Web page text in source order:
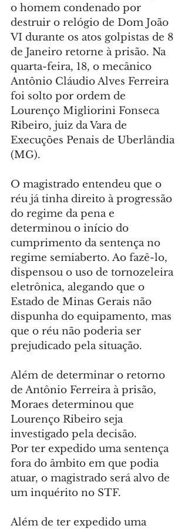
o homem condenado por
destruir o relógio de Dom João
VI durante os atos golpistas de 8
de Janeiro retorne à prisão. Na
quarta-feira, 18, o mecânico
Antônio Cláudio Alves Ferreira
foi solto por ordem de
Lourenço Migliorini Fonseca
Ribeiro, juiz da Vara de
Execuções Penais de Uberlândia
(MG).
O magistrado entendeu que o
réu já tinha direito à progressão
do regime da pena e
determinou o início do
cumprimento da sentença no
regime semiaberto. Ao fazê-lo,
dispensou o uso de tornozeleira
eletrônica, alegando que o
Estado de Minas Gerais não
dispunha do equipamento, mas
que o réu não poderia ser
prejudicado pela situação.
Além de determinar o retorno
de Antônio Ferreira à prisão,
Moraes determinou que
Lourenço Ribeiro seja
investigado pela decisão.
Por ter expedido uma sentença
fora do âmbito em que podia
atuar, o magistrado será alvo de
um inquérito no STF.
Além de ter expedido uma